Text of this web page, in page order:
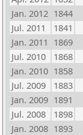
Jan. 2012 1844
Jul. 2011
1841
Jan. 2011 1869
Jul. 2010
1868
Jan. 2010 1858
Jul. 2009
1883
Jan. 2009 1891
Jul. 2008
1898
Jan. 2008 1893